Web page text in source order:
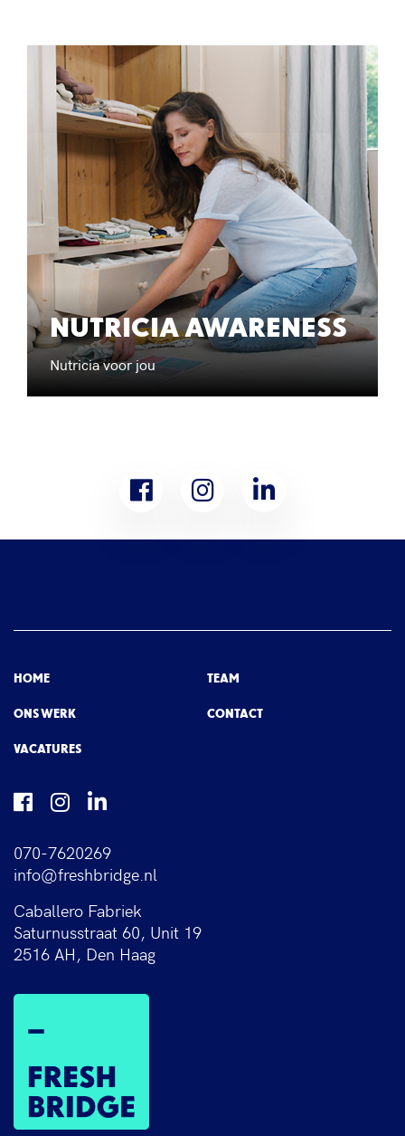
NUTRICIA AWARENESS
Nutricia voor jou
HOME
ONS WERK
VACATURES
TEAM
CONTACT
070-7620269
info@freshbridge.nl
Caballero Fabriek
Saturnusstraat 60, Unit 19
2516 AH, Den Haag